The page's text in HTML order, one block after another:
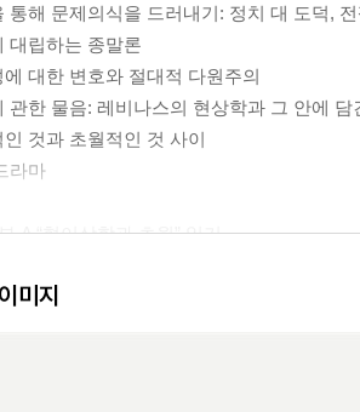
통해 문제의식을 드러내기: 정치 대 도덕,
대립하는 종말론
에 대한 변호와 절대적 다원주의
관한 물음: 레비나스의 현상학과 그 안에 담
인 것과 초월적인 것 사이
라마
A “형이상학과 초월” 읽기
향초월과 초월의 윤리적 의미
미지